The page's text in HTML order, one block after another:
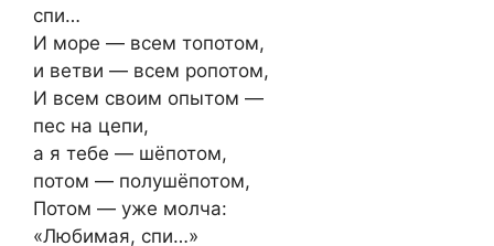
спи…
И море — всем топотом,
и ветви — всем ропотом,
И всем своим опытом —
пес на цепи,
а я тебе — шёпотом,
потом — полушёпотом,
Потом — уже молча:
«Любимая, спи…»